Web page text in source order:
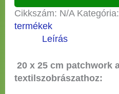
Cikkszám: N/A Kategória:
termékek
Leírás
20 x 25 cm patchwork
textilszobrászathoz: